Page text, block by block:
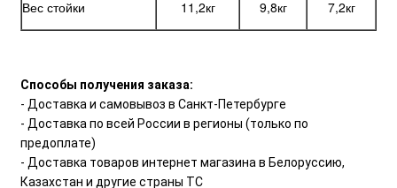
Вес стойки 11,2кг 9,8кг 7,2кг
Способы получения заказа:
- Доставка и самовывоз в Санкт-Петербурге
- Доставка по всей России в регионы (только по
предоплате)
- Доставка товаров интернет магазина в Белоруссию,
Казахстан и другие страны ТС